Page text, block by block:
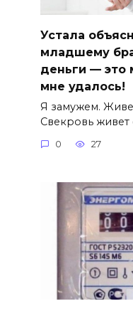
Устала
младшему
деньги — это
мне удалось!
Я замужем.
Свекровь живет
0 27